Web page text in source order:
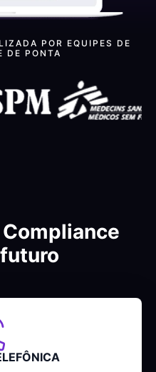
POR EQUIPES DE
DE PONTA